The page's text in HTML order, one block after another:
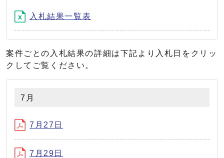
入札結果一覧表
案件ごとの入札結果の詳細は下記より入札日をクリッ
クしてご覧ください。
7月
7月27日
7月29日